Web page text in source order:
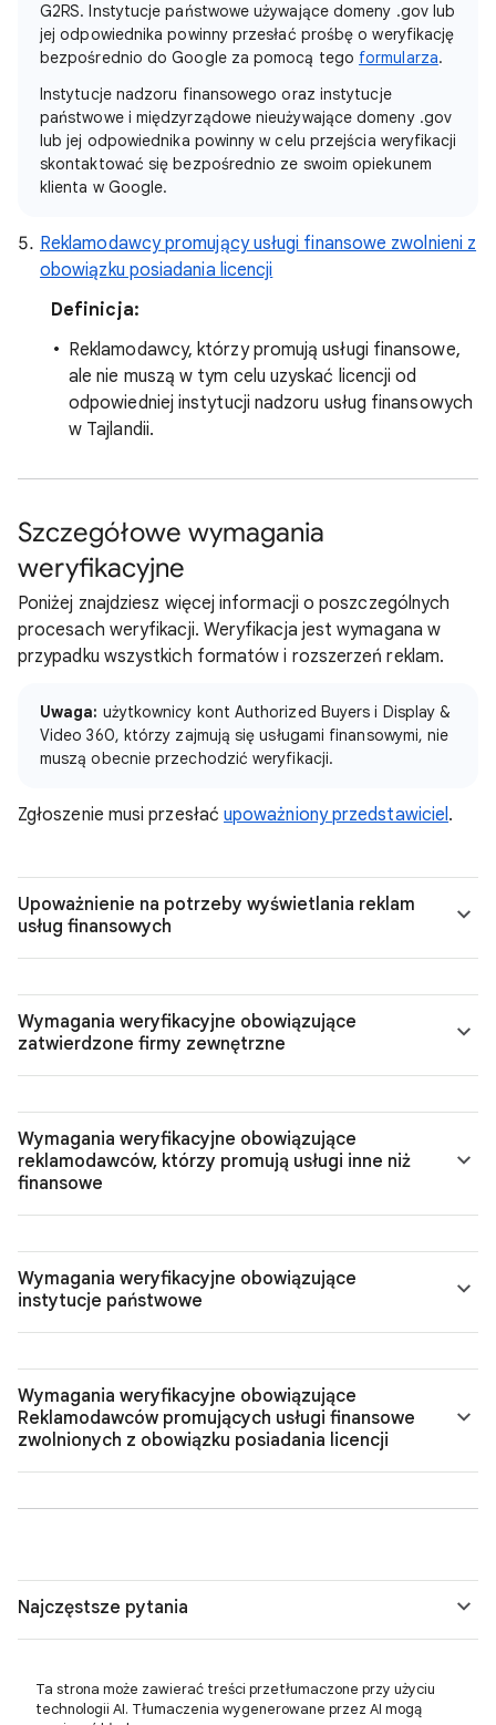
G2RS. Instytucje państwowe używające domeny .gov lub
jej odpowiednika powinny przesłać prośbę o weryfikację
bezpośrednio do Google za pomocą tego formularza.
Instytucje nadzoru finansowego oraz instytucje
państwowe i międzyrządowe nieużywające domeny .gov
lub jej odpowiednika powinny w celu przejścia weryfikacji
skontaktować się bezpośrednio ze swoim opiekunem
klienta w Google.
Reklamodawcy promujący usługi finansowe zwolnieni z
obowiązku posiadania licencji
Definicja:
Reklamodawcy, którzy promują usługi finansowe,
ale nie muszą w tym celu uzyskać licencji od
odpowiedniej instytucji nadzoru usług finansowych
w Tajlandii.
Szczegółowe wymagania
weryfikacyjne
Poniżej znajdziesz więcej informacji o poszczególnych
procesach weryfikacji. Weryfikacja jest wymagana w
przypadku wszystkich formatów i rozszerzeń reklam.
Uwaga: użytkownicy kont Authorized Buyers i Display &
Video 360, którzy zajmują się usługami finansowymi, nie
muszą obecnie przechodzić weryfikacji.
Zgłoszenie musi przesłaćupoważniony przedstawiciel.
Upoważnienie na potrzeby wyświetlania reklam
usług finansowych
Wymagania weryfikacyjne obowiązujące
zatwierdzone firmy zewnętrzne
Wymagania weryfikacyjne obowiązujące
reklamodawców, którzy promują usługi inne niż
finansowe
Wymagania weryfikacyjne obowiązujące
instytucje państwowe
Wymagania weryfikacyjne obowiązujące
Reklamodawców promujących usługi finansowe
zwolnionych z obowiązku posiadania licencji
Najczęstsze pytania
Ta strona może zawierać treści przetłumaczone przy użyciu
technologii AI. Tłumaczenia wygenerowane przez AI mogą